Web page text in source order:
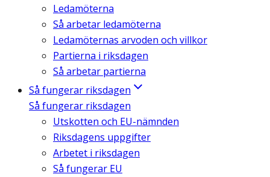
Ledamöterna
Så arbetar ledamöterna
Ledamöternas arvoden och villkor
Partierna i riksdagen
Så arbetar partierna
Så fungerar riksdagen
Så fungerar riksdagen
Utskotten och EU-nämnden
Riksdagens uppgifter
Arbetet i riksdagen
Så fungerar EU